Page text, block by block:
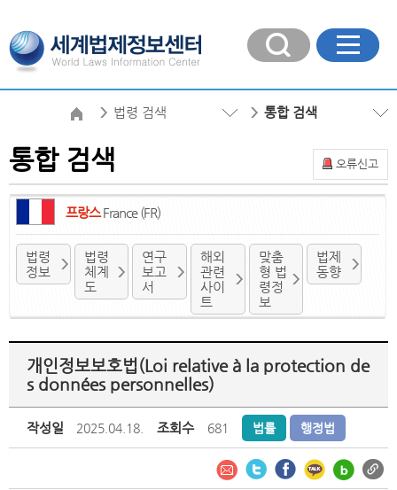
법령 검색 통합 검색
오류신고
통합 검색
프랑스France (FR)
법령
정보
법령
체계
도
연구
보고
서
해외
관련
사이
트
맞춤
형 법
령정
보
법제
동향
개인정보보호법(Loi relative à la protection de
s données personnelles)
작성일 2025.04.18. 조회수 681 법률 행정법